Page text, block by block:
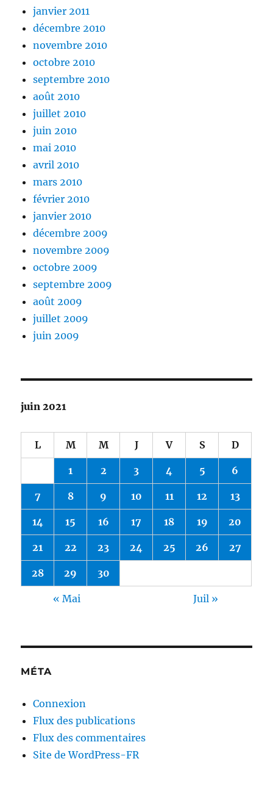
janvier 2011
décembre 2010
novembre 2010
octobre 2010
septembre 2010
août 2010
juillet 2010
juin 2010
mai 2010
avril 2010
mars 2010
février 2010
janvier 2010
décembre 2009
novembre 2009
octobre 2009
septembre 2009
août 2009
juillet 2009
juin 2009
juin 2021
L M M J V S D
1 2 3 4 5 6
7 8 9 10 11 12 13
14 15 16 17 18 19 20
21 22 23 24 25 26 27
28 29 30
« Mai Juil »
MÉTA
Connexion
Flux des publications
Flux des commentaires
Site de WordPress-FR